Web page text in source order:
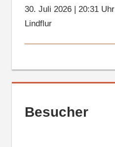
30. Juli 2026| 20:31 Uhr
Lindflur
Besucher